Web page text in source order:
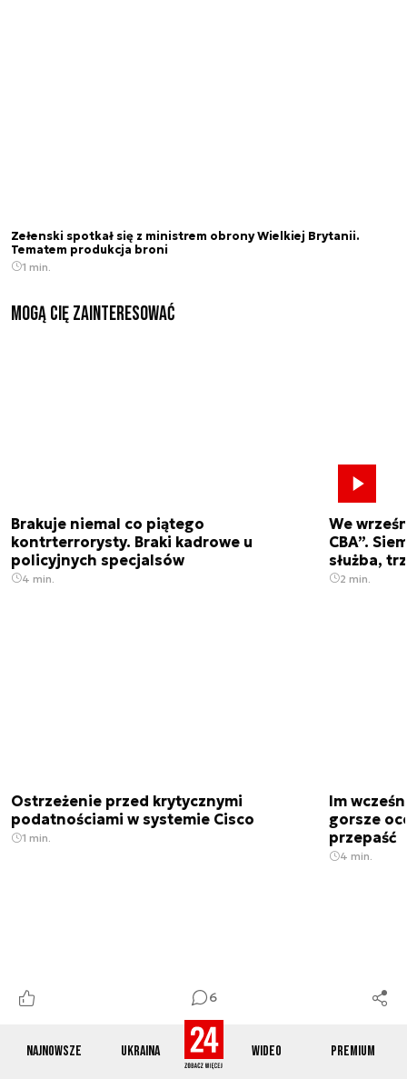
Najnowsze Ukraina Wideo Premium
6
Zełenski spotkał się z ministrem obrony Wielkiej Brytanii.
Tematem produkcja broni
1 min.
Mogą Cię zainteresować
Brakuje niemal co piątego
kontrterrorysty. Braki kadrowe u
policyjnych specjalsów
4 min.
We
CBA”.
służba,
2 min.
Ostrzeżenie przed krytycznymi
podatnościami w systemie Cisco
1 min.
Im
gorsze
przepaść
4 min.